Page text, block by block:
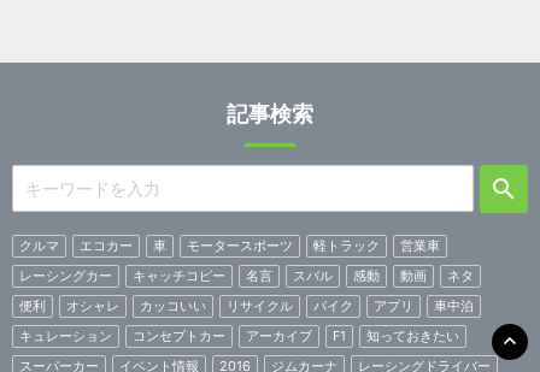
記事検索
クルマ エコカー 車 モータースポーツ 軽トラック
営業車
レーシングカー
キャッチコピー 名言 スバル 感動 動画
ネタ
便利
オシャレ カッコいい リサイクル バイク アプリ
車中泊
キュレーション
コンセプトカー アーカイブ F1
知っておきたい
スーパーカー
イベント情報 2016 ジムカーナ レーシングドライバー